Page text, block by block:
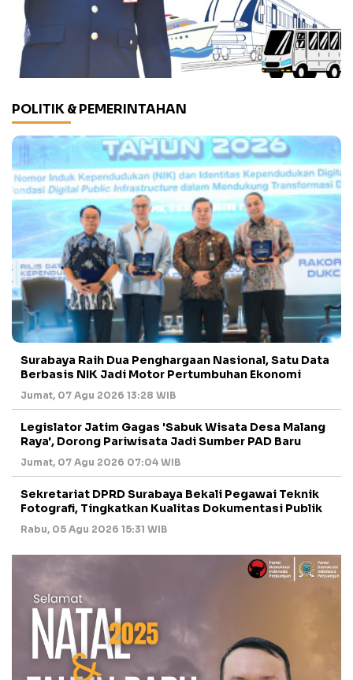
POLITIK & PEMERINTAHAN
Surabaya Raih Dua Penghargaan Nasional, Satu Data
Berbasis NIK Jadi Motor Pertumbuhan Ekonomi
Jumat, 07 Agu 2026 13:28 WIB
Legislator Jatim Gagas 'Sabuk Wisata Desa Malang
Raya', Dorong Pariwisata Jadi Sumber PAD Baru
Jumat, 07 Agu 2026 07:04 WIB
Sekretariat DPRD Surabaya Bekali Pegawai Teknik
Fotografi, Tingkatkan Kualitas Dokumentasi Publik
Rabu, 05 Agu 2026 15:31 WIB